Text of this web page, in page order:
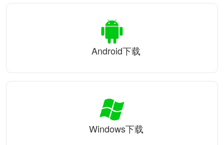
Android下载
Windows下载